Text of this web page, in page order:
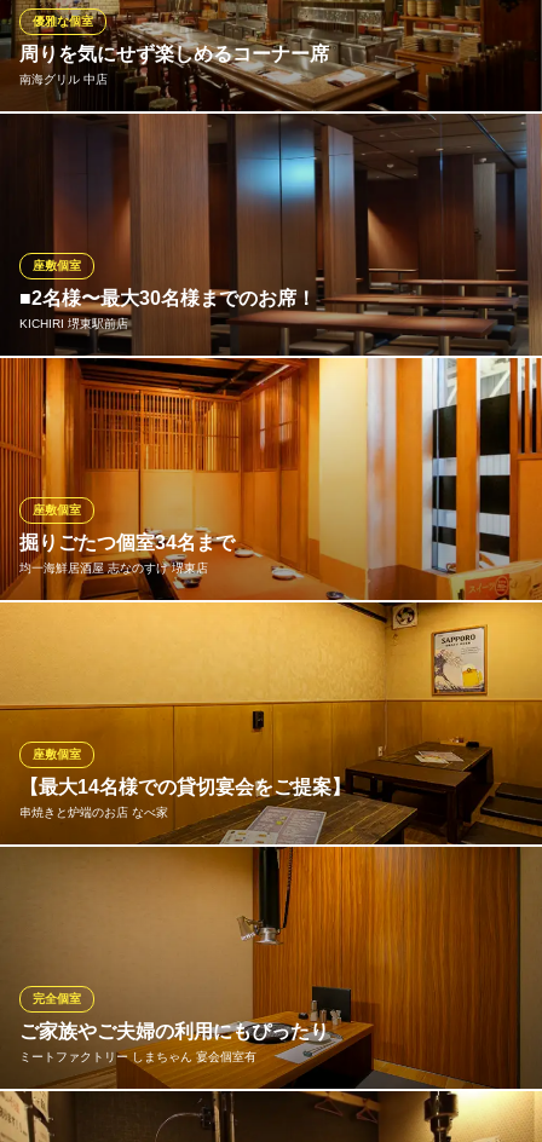
なんでも揃う居酒屋
南海本線堺駅 徒歩2分
大阪府堺市堺区栄橋町1-5-6 KSハイムツー
周りを気にせず楽しめるコーナー席
南海グリル 中店
優雅な個室
1・2階のフロアで、全80席をご用意しております。11名様までご
利用いただける個室のほか、2名様からご利用頂けるパーテーショ
ンで区切られた空間が各所にございます。他のお客様が気になら
ない構造で開放感もあるので、個室よりもカウンター席や半個室
をご指定になるお客様も多いです。お気軽にお問い合わせ下さ
い。
南海グリル 中店
大阪堺で宮崎牛ステーキ
南海本線堺駅東口 徒歩8分
大阪府堺市堺区車之町西1-25-2
■2名様〜最大30名様までのお席！
KICHIRI 堺東駅前店
座敷個室
■個室タイプのお席は2名様〜最大15名様まで■場所も南海高野線
堺東駅西出口から堺銀座通り内徒歩3分と駅近でアクセス便利です
♪■お席についてのご相談などお気軽にお問い合わせください！
KICHIRI 堺東駅前店
ダイニング×居酒屋
南海高野線堺東駅 徒歩2分
大阪府堺市堺区中瓦町2-2-5 イガクニビル1F
掘りごたつ個室34名まで
均一海鮮居酒屋 志なのすけ 堺東店
座敷個室
宴会用の個室は、すべて掘りごたつ席。足元楽ちんでのんびり過
ごせます。3名から人数に応じて個室にでき、最大34名まで一堂に
均一海鮮居酒屋 志なのすけ 堺東店
均一海鮮居酒屋
南海高野線堺東駅 徒歩3分
大阪府堺市堺区北瓦町2-1-30
【最大14名様での貸切宴会をご提案】
串焼きと炉端のお店 なべ家
座敷個室
当店の2階はご宴会にとっても便利な座敷のお席をご用意しており
ます。貸切でごゆっくりおくつろぎ頂けます。ご予約はお早めに
串焼きと炉端のお店 なべ家
拘り食材炉端焼き居酒屋
南海本線堺駅南口 徒歩1分
大阪府堺市堺区栄橋町1-6-5
ご家族やご夫婦の利用にもぴったり
ミートファクトリー しまちゃん 宴会個室有
完全個室
当店は、2名様～10名様までお座りいただける3つの完全個室をご